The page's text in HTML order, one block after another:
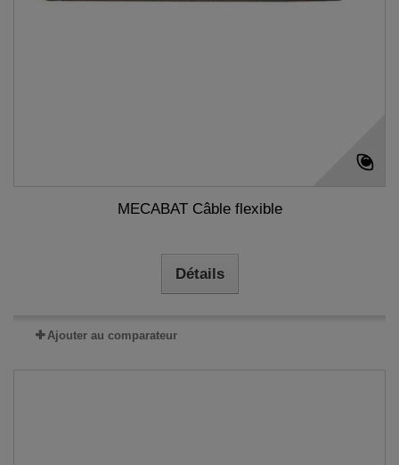
MECABAT Câble flexible
Détails
Ajouter au comparateur